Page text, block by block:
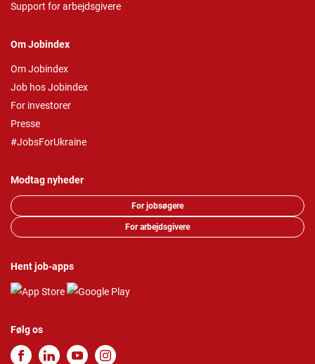
Support for arbejdsgivere
Om Jobindex
Om Jobindex
Job hos Jobindex
For investorer
Presse
#JobsForUkraine
Modtag nyheder
For jobsøgere
For arbejdsgivere
Hent job-apps
Følg os